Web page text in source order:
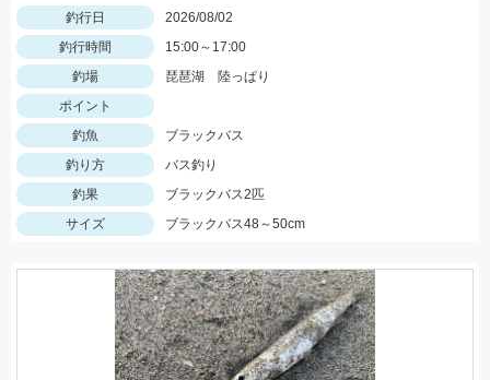
釣行日
2026/08/02
釣行時間
15:00～17:00
釣場
琵琶湖 陸っぱり
ポイント
釣魚
ブラックバス
釣り方
バス釣り
釣果
ブラックバス2匹
サイズ
ブラックバス48～50cm